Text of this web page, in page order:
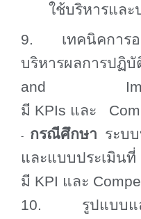
ใช้บริหารและ
9. เทคนิคการอ
บริหารผลการปฏิ
and
มี KPIs และ
- กรณีศึกษา ระบ
และแบบประเมินที่
มี KPI และ
10. รูปแบบและ